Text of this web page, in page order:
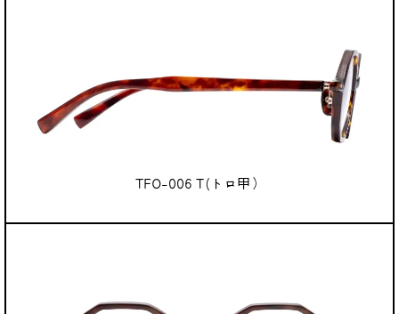
TFO-006 T(トロ甲）